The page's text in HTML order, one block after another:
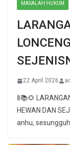
MASALAH HUKUM
22 April 2026
🚦📚🌻
HEWAN DAN